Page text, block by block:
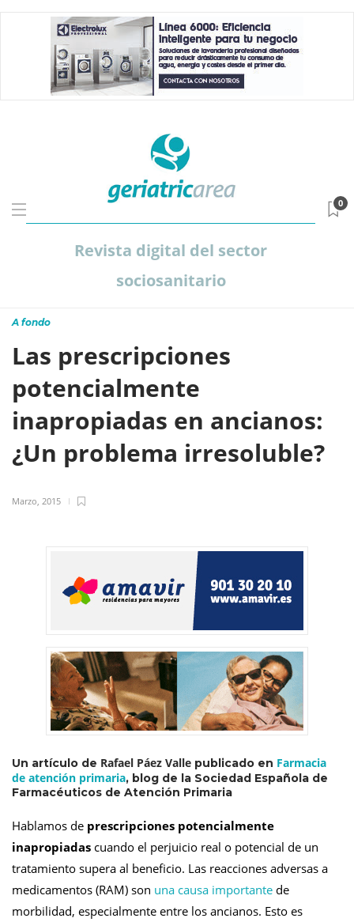
Revista digital del sector
sociosanitario
0
A fondo
Las prescripciones
potencialmente
inapropiadas en ancianos:
¿Un problema irresoluble?
Marzo, 2015
Un artículo de Rafael Páez Valle publicado en Farmacia
de atención primaria, blog de la Sociedad Española de
Farmacéuticos de Atención Primaria
Hablamos de prescripciones potencialmente
inapropiadas cuando el perjuicio real o potencial de un
tratamiento supera al beneficio. Las reacciones adversas a
medicamentos (RAM) son una causa importante de
morbilidad, especialmente entre los ancianos. Esto es